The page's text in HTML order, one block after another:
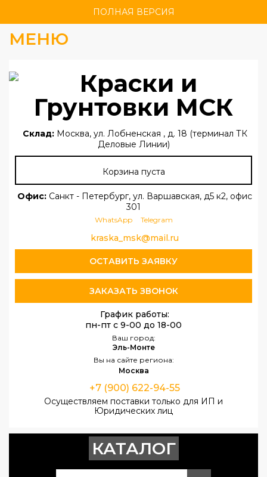
ПОЛНАЯ ВЕРСИЯ
МЕНЮ
Склад:Москва, ул. Лобненская , д. 18 (терминал ТК
Деловые Линии)
Корзина пуста
Офис: Санкт - Петербург, ул. Варшавская, д5 к2, офис
301
WhatsApp Telegram
kraska_msk@mail.ru
ОСТАВИТЬ ЗАЯВКУ
ЗАКАЗАТЬ ЗВОНОК
График работы:
пн-пт с 9-00 до 18-00
Ваш город:
Эль-Монте
Вы на сайте региона:
Москва
+7 (900) 622-94-55
Осуществляем поставки только для ИП и
Юридических лиц
КАТАЛОГ